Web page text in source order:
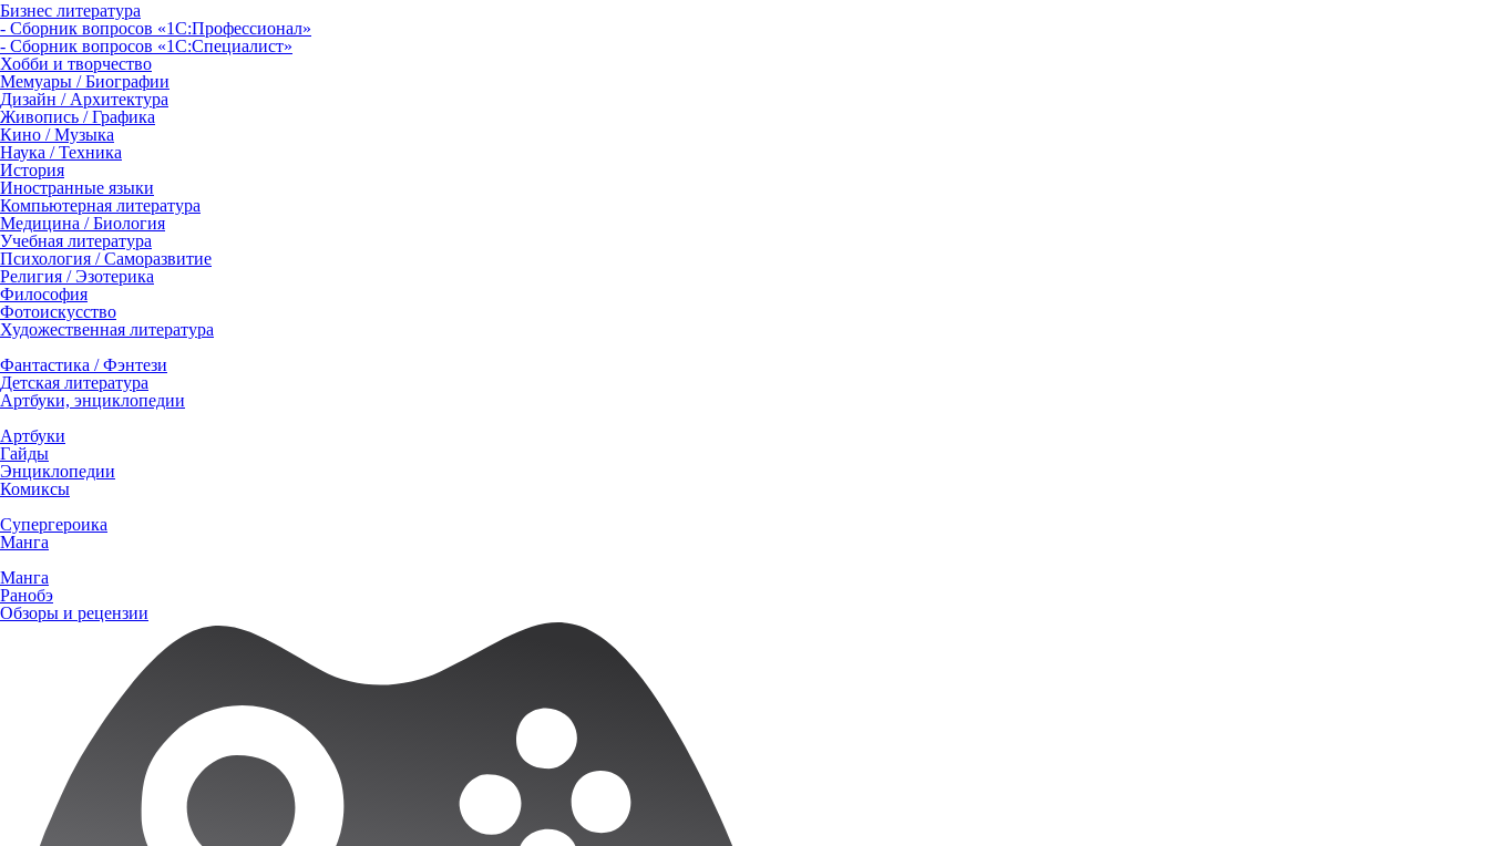
Бизнес литература
- Сборник вопросов «1С:Профессионал»
- Сборник вопросов «1С:Специалист»
Хобби и творчество
Мемуары / Биографии
Дизайн / Архитектура
Живопись / Графика
Кино / Музыка
Наука / Техника
История
Иностранные языки
Компьютерная литература
Медицина / Биология
Учебная литература
Психология / Саморазвитие
Религия / Эзотерика
Философия
Фотоискусство
Художественная литература
Фантастика / Фэнтези
Детская литература
Артбуки, энциклопедии
Артбуки
Гайды
Энциклопедии
Комиксы
Супергероика
Манга
Манга
Ранобэ
Обзоры и рецензии